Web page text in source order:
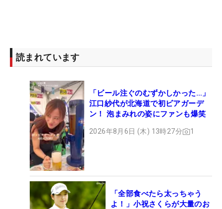
読まれています
「ビール注ぐのむずかしかった…」
江口紗代が北海道で初ビアガーデ
ン！ 泡まみれの姿にファンも爆笑
2026年8月6日 (木) 13時27分 1
「全部食べたら太っちゃう
よ！」小祝さくらが大量のお